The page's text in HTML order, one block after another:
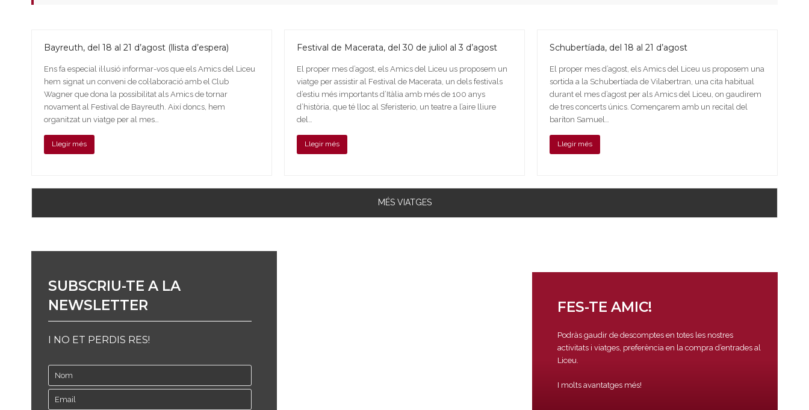
Bayreuth, del 18 al 21 d’agost (llista d’espera)
Ens fa especial il·lusió informar-vos que els Amics del Liceu
hem signat un conveni de col·laboració amb el Club
Wagner que dona la possibilitat als Amics de tornar
novament al Festival de Bayreuth. Així doncs, hem
organitzat un viatge per al mes…
Llegir més
Festival de Macerata, del 30 de juliol al 3 d’agost
El proper mes d’agost, els Amics del Liceu us proposem un
viatge per assistir al Festival de Macerata, un dels festivals
d’estiu més importants d’Itàlia amb més de 100 anys
d’història, que té lloc al Sferisterio, un teatre a l’aire lliure
del…
Llegir més
Schubertíada, del 18 al 21 d’agost
El proper mes d’agost, els Amics del Liceu us proposem una
sortida a la Schubertíada de Vilabertran, una cita habitual
durant el mes d’agost per als Amics del Liceu, on gaudirem
de tres concerts únics. Començarem amb un recital del
baríton Samuel…
Llegir més
MÉS VIATGES
SUBSCRIU-TE A LA
NEWSLETTER
I NO ET PERDIS RES!
FES-TE AMIC!
Podràs gaudir de descomptes en totes les nostres
activitats i viatges, preferència en la compra d’entrades al
Liceu.
I molts avantatges més!